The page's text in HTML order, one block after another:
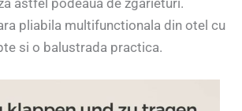
pliabila multifunctionala din otel cu
si o balustrada practica.